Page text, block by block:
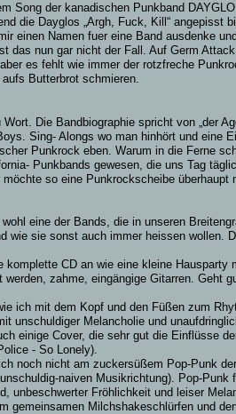
der kanadischen Punkband
die Dayglos „Argh, Fuck, Kill“ angepisst
Namen fuer eine Band ausdenke
nun gar nicht der Fall. Auf Germ
es fehlt wie immer der rotzfreche
Butterbrot schmieren.
Die Bandbiographie spricht von „der
Sing- Alongs wo man hinhört und
Punkrock eben. Warum in die Ferne
Punkbands gewesen, die uns Tag
so eine Punkrockscheibe überhaupt
eine der Bands, die in unseren
sie sonst auch immer heissen wollen.
CD an wie eine kleine
zahme, eingängige Gitarren. Geht
ich mit dem Kopf und den Füßen zum
Melancholie und
einige Cover, die sehr gut die Einflüsse
- So Lonely).
noch nicht am zuckersüßem Pop-Punk
naiven Musikrichtung). Pop-
unbeschwerter Fröhlichkeit und leiser
Milchshakeschlürfen und